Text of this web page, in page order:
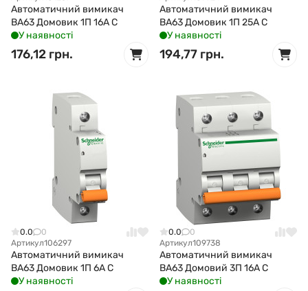
Автоматичний вимикач
ВА63 Домовик 1П 16А С
У наявності
176,12 грн.
Автоматичний вимикач
ВА63 Домовик 1П 25А С
У наявності
194,77 грн.
0.0
0
Артикул106297
Автоматичний вимикач
ВА63 Домовик 1П 6А С
У наявності
0.0
0
Артикул109738
Автоматичний вимикач
ВА63 Домовий 3П 16А С
У наявності